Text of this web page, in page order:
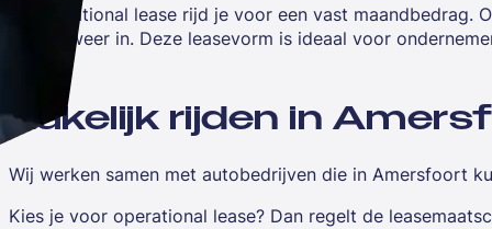
Bij operational lease rijd je voor een vast
je hem weer in. Deze leasevorm is ideaal voor
Zakelijk rijden in
Wij werken samen met autobedrijven die in Amersfoort
Kies je voor operational lease? Dan regelt de